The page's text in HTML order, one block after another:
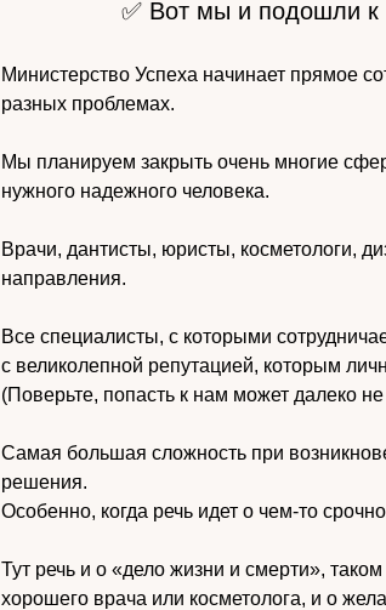
✅ Вот мы и подошли к
Министерство Успеха начинает прямое
разных проблемах.
Мы планируем закрыть очень многие
нужного надежного человека.
Врачи, дантисты, юристы, косметологи,
направления.
Все специалисты, с которыми
с великолепной репутацией, которым
(Поверьте, попасть к нам может далеко
Самая большая сложность при
решения.
Особенно, когда речь идет о чем-то
Тут речь и о «дело жизни и смерти»,
хорошего врача или косметолога, и о